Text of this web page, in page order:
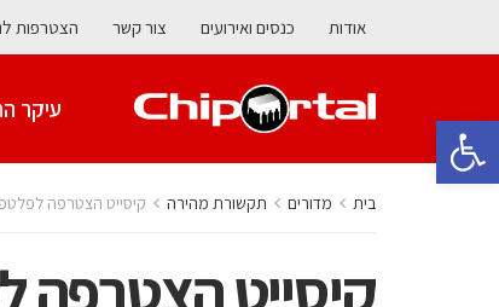
פתח סרגל נגישות
אודות כנסים ואירועים צור קשר הצטרפות
עיקר
בית מדורים תקשורת מהירה קיסייט הצטרפה